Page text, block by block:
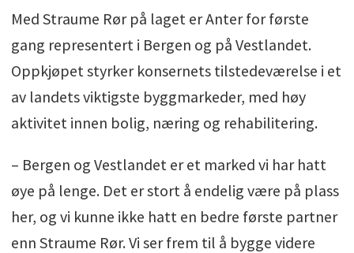
Med Straume Rør på laget er Anter for første
gang representert i Bergen og på Vestlandet.
Oppkjøpet styrker konsernets tilstedeværelse i et
av landets viktigste byggmarkeder, med høy
aktivitet innen bolig, næring og rehabilitering.
– Bergen og Vestlandet er et marked vi har hatt
øye på lenge. Det er stort å endelig være på plass
her, og vi kunne ikke hatt en bedre første partner
enn Straume Rør. Vi ser frem til å bygge videre